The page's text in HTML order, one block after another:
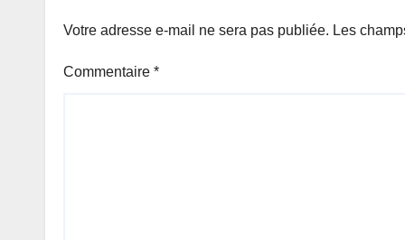
et
Votre adresse e-mail ne sera pas publiée. Les
Commentaire *